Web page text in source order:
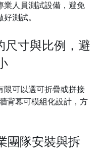
業人員測試設備，避免
好測試。
寸與比例，避
限可以選可折疊或拼接
背幕可模組化設計，方
隊安裝與拆